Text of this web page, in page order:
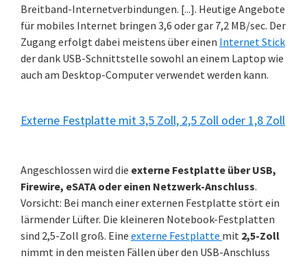
Breitband-Internetverbindungen. [...]. Heutige Angebote
für mobiles Internet bringen 3,6 oder gar 7,2 MB/sec. Der
Zugang erfolgt dabei meistens über einen Internet Stick
der dank USB-Schnittstelle sowohl an einem Laptop wie
auch am Desktop-Computer verwendet werden kann.
Externe Festplatte mit 3,5 Zoll, 2,5 Zoll oder 1,8 Zoll
Angeschlossen wird die externe Festplatte über USB,
Firewire, eSATA oder einen Netzwerk-Anschluss.
Vorsicht: Bei manch einer externen Festplatte stört ein
lärmender Lüfter. Die kleineren Notebook-Festplatten
sind 2,5-Zoll groß. Eine externe Festplatte mit 2,5-Zoll
nimmt in den meisten Fällen über den USB-Anschluss